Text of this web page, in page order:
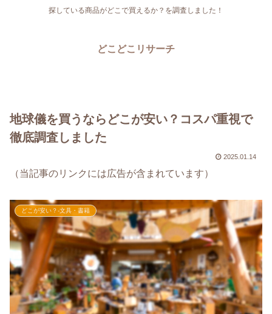
探している商品がどこで買えるか？を調査しました！
どこどこリサーチ
地球儀を買うならどこが安い？コスパ重視で
徹底調査しました
2025.01.14
（当記事のリンクには広告が含まれています）
どこが安い？-文具・書籍